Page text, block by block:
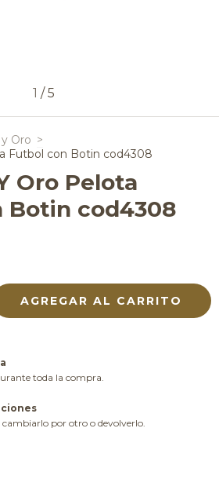
1 /5
Oro >
Futbol con Botin cod4308
Oro Pelota
Botin cod4308
toda la compra.
cambiarlo por otro o devolverlo.